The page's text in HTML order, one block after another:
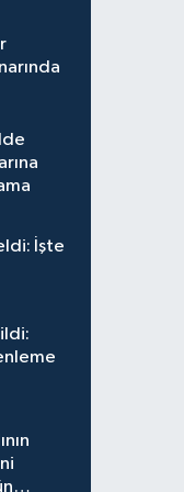
İşte